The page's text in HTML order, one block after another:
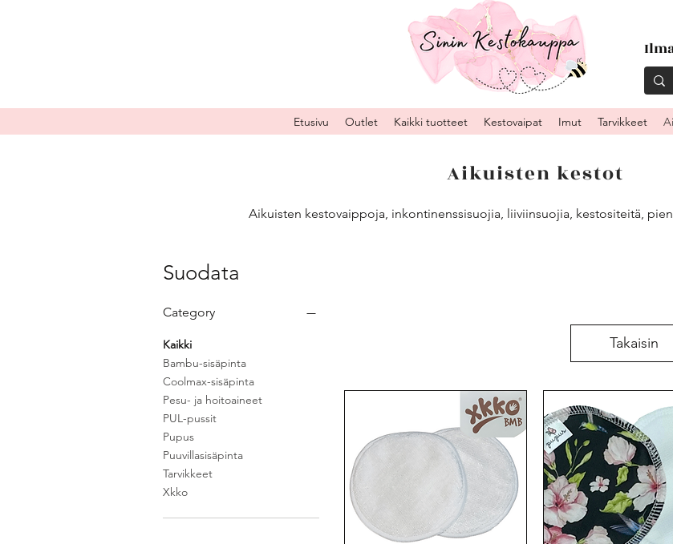
Etusivu Outlet Kaikki tuotteet Kestovaipat Imut Tarvikkeet
Aikuisten kestot
Aikuisten kestovaippoja, inkontinenssisuojia, liiviinsuojia, kestositeitä,
Suodata
Category
Kaikki
Bambu-sisäpinta
Coolmax-sisäpinta
Pesu- ja hoitoaineet
PUL-pussit
Pupus
Puuvillasisäpinta
Tarvikkeet
Xkko
Takaisin